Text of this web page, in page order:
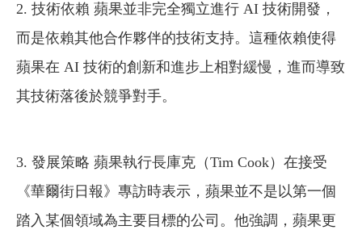
2. 技術依賴 蘋果並非完全獨立進行 AI 技術開發，
而是依賴其他合作夥伴的技術支持。這種依賴使得
蘋果在 AI 技術的創新和進步上相對緩慢，進而導致
其技術落後於競爭對手。
3. 發展策略 蘋果執行長庫克（Tim Cook）在接受
《華爾街日報》專訪時表示，蘋果並不是以第一個
踏入某個領域為主要目標的公司。他強調，蘋果更